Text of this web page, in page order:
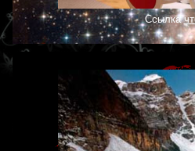
Ссылка